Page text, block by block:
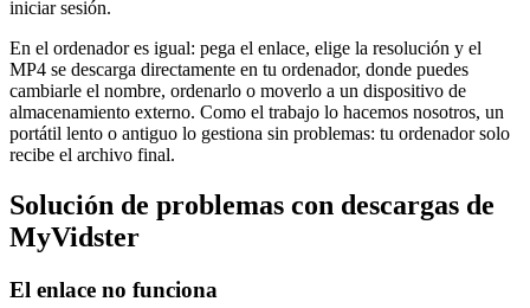
iniciar sesión.
En el ordenador es igual: pega el enlace, elige la resolución y el
MP4 se descarga directamente en tu ordenador, donde puedes
cambiarle el nombre, ordenarlo o moverlo a un dispositivo de
almacenamiento externo. Como el trabajo lo hacemos nosotros, un
portátil lento o antiguo lo gestiona sin problemas: tu ordenador solo
recibe el archivo final.
Solución de problemas con descargas de
MyVidster
El enlace no funciona